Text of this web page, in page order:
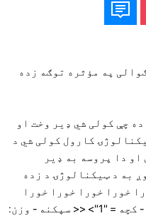
په مؤثره توګه زده
پروسه ده چې کولی شي ډیر وخت او
کارول کولی شي د
دا پروسه به ډیر
به د ټیکنالوژۍ د زده
خورا خورا خورا خورا
خورا ستونزمن لارې وګورو د آریا - کچه = "1"> << سپکنه - وزن: